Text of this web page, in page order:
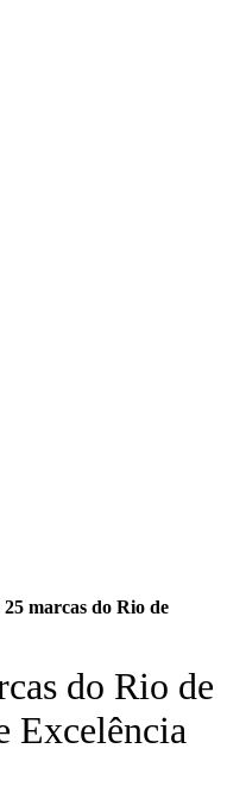
marcas do Rio de
do Rio de
Excelência